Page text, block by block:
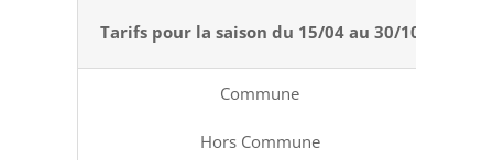
Tarifs pour la saison du 15/04 au 30/10
Commune
Hors Commune